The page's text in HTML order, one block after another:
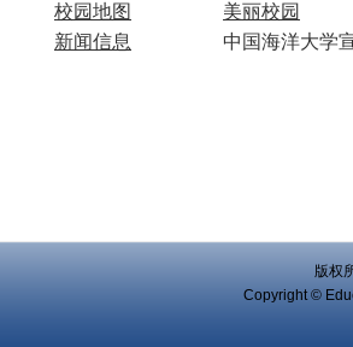
校园地图
美丽校园
新闻信息 中国海洋大学
版权
Copyright ©